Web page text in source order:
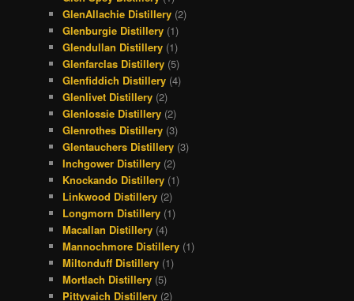
GlenAllachie Distillery (2)
Glenburgie Distillery (1)
Glendullan Distillery (1)
Glenfarclas Distillery (5)
Glenfiddich Distillery (4)
Glenlivet Distillery (2)
Glenlossie Distillery (2)
Glenrothes Distillery (3)
Glentauchers Distillery (3)
Inchgower Distillery (2)
Knockando Distillery (1)
Linkwood Distillery (2)
Longmorn Distillery (1)
Macallan Distillery (4)
Mannochmore Distillery (1)
Miltonduff Distillery (1)
Mortlach Distillery (5)
Pittyvaich Distillery (2)